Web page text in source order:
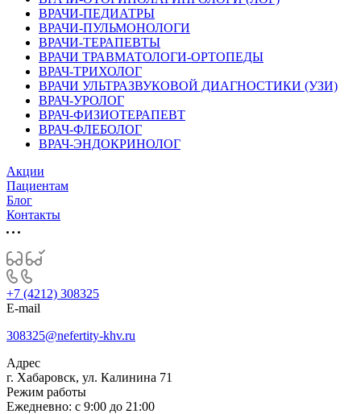
ВРАЧИ-ПЕДИАТРЫ
ВРАЧИ-ПУЛЬМОНОЛОГИ
ВРАЧИ-ТЕРАПЕВТЫ
ВРАЧИ ТРАВМАТОЛОГИ-ОРТОПЕДЫ
ВРАЧ-ТРИХОЛОГ
ВРАЧИ УЛЬТРАЗВУКОВОЙ ДИАГНОСТИКИ (УЗИ)
ВРАЧ-УРОЛОГ
ВРАЧ-ФИЗИОТЕРАПЕВТ
ВРАЧ-ФЛЕБОЛОГ
ВРАЧ-ЭНДОКРИНОЛОГ
Акции
Пациентам
Блог
Контакты
+7 (4212) 308325
E-mail
308325@nefertity-khv.ru
Адрес
г. Хабаровск, ул. Калинина 71
Режим работы
Ежедневно: с 9:00 до 21:00